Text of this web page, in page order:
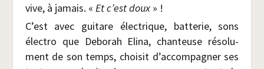
vive, à jamais. « Et c’est doux» !
C’est avec gui­tare élec­trique, bat­te­rie, sons
élec­tro que Debo­rah Eli­na, chan­teuse réso­lu­
ment de son temps, choi­sit d’accompagner ses